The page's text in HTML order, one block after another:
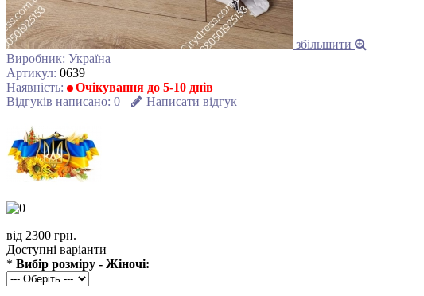
збільшити
Виробник: Україна
Артикул: 0639
Наявність:
Очікування до 5-10 днів
Відгуків написано: 0 Написати відгук
від 2300 грн.
Доступні варіанти
* Вибір розміру - Жіночі: